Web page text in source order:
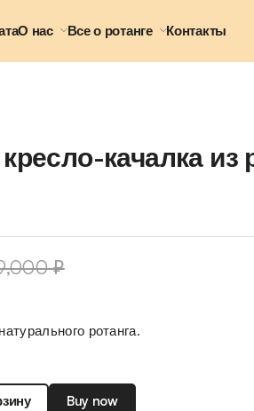
О нас Все о ротанге Контакты
качалка из
₽
ротанга.
Buy now